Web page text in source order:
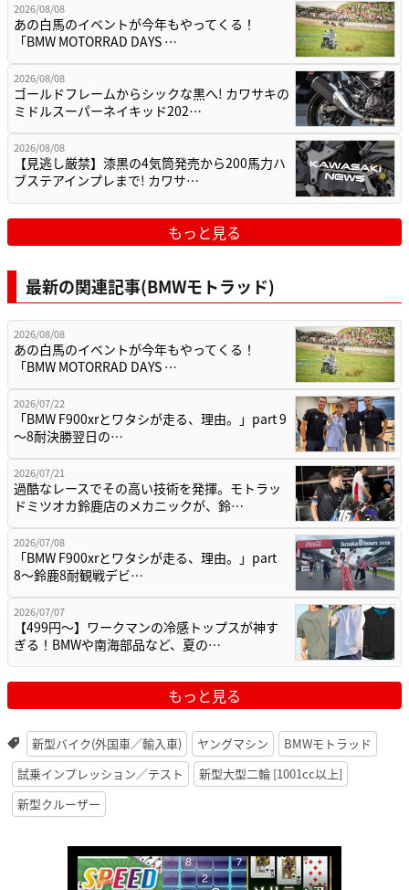
2026/08/08
あの白馬のイベントが今年もやってくる！
「BMW MOTORRAD DAYS …
2026/08/08
ゴールドフレームからシックな黒へ! カワサキの
ミドルスーパーネイキッド202…
2026/08/08
【見逃し厳禁】漆黒の4気筒発売から200馬力ハ
ブステアインプレまで! カワサ…
もっと見る
最新の関連記事(BMWモトラッド)
2026/08/08
あの白馬のイベントが今年もやってくる！
「BMW MOTORRAD DAYS …
2026/07/22
「BMW F900xrとワタシが走る、理由。」part 9
〜8耐決勝翌日の…
2026/07/21
過酷なレースでその高い技術を発揮。モトラッ
ドミツオカ鈴鹿店のメカニックが、鈴…
2026/07/08
「BMW F900xrとワタシが走る、理由。」part
8〜鈴鹿8耐観戦デビ…
2026/07/07
【499円〜】ワークマンの冷感トップスが神す
ぎる！BMWや南海部品など、夏の…
もっと見る
新型バイク(外国車／輸入車) ヤングマシン
BMWモトラッド
試乗インプレッション／テスト
新型大型二輪 [1001cc以上]
新型クルーザー